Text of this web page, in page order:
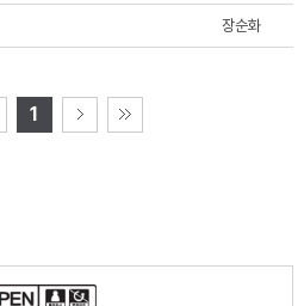
장순화
1